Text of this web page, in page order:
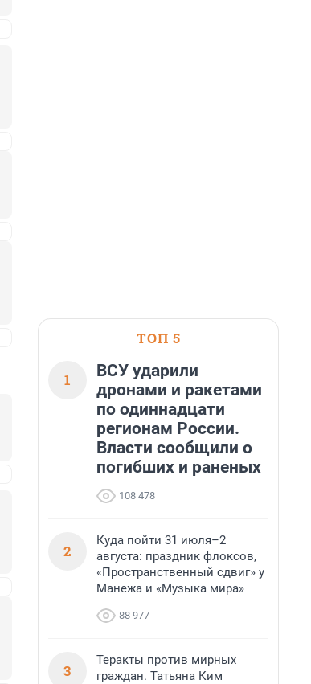
ТОП 5
1
ВСУ ударили
дронами и ракетами
по одиннадцати
регионам России.
Власти сообщили о
погибших и раненых
108 478
2
Куда пойти 31 июля–2
августа: праздник флоксов,
«Пространственный сдвиг» у
Манежа и «Музыка мира»
88 977
3
Теракты против мирных
граждан. Татьяна Ким